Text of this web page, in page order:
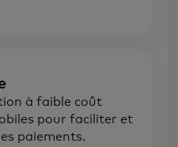
à faible coût
pour faciliter et
paiements.